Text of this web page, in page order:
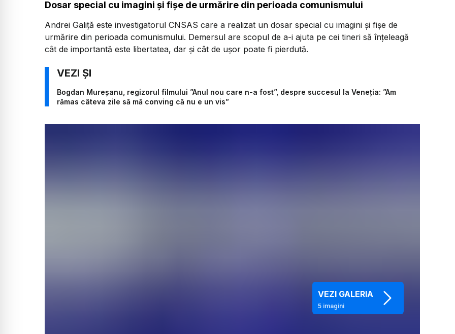
Dosar special cu imagini și fișe de urmărire din perioada comunismului
Andrei Galiță este investigatorul CNSAS care a realizat un dosar special cu imagini și fișe de
urmărire din perioada comunismului. Demersul are scopul de a-i ajuta pe cei tineri să înțeleagă
cât de importantă este libertatea, dar și cât de ușor poate fi pierdută.
Bogdan Mureșanu, regizorul filmului ”Anul nou care n-a fost”, despre succesul la Veneția: ”Am
rămas câteva zile să mă conving că nu e un vis”
VEZI GALERIA
5 imagini